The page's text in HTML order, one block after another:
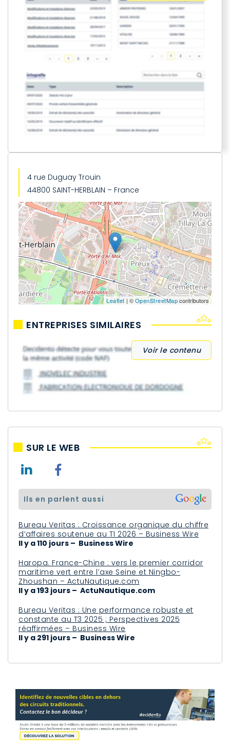
4 rue Duguay Trouin
44800 SAINT-HERBLAIN – France
Leaflet| ©OpenStreetMapcontributors
ENTREPRISES SIMILAIRES
Voir le contenu
SUR LE WEB
ils en parlent aussi
Bureau Veritas : Croissance organique du chiffre
d’affaires soutenue au T1 2026 – Business Wire
Il y a 110 jours – Business Wire
Haropa. France-Chine : vers le premier corridor
maritime vert entre l’axe Seine et Ningbo-
Zhoushan – ActuNautique.com
Il y a 193 jours – ActuNautique.com
Bureau Veritas : Une performance robuste et
constante au T3 2025 ; Perspectives 2025
réaffirmées – Business Wire
Il y a 291 jours – Business Wire